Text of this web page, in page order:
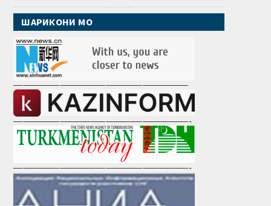
ШАРИКОНИ МО
———————————————————
———————————————————-
———————————————————-